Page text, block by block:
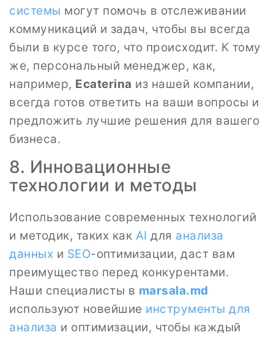
системы могут помочь в отслеживании
коммуникаций и задач, чтобы вы всегда
были в курсе того, что происходит. К тому
же, персональный менеджер, как,
например, Ecaterina из нашей компании,
всегда готов ответить на ваши вопросы и
предложить лучшие решения для вашего
бизнеса.
8. Инновационные
технологии и методы
Использование современных технологий
и методик, таких как AI для анализа
данных и SEO-оптимизации, даст вам
преимущество перед конкурентами.
Наши специалисты в marsala.md
используют новейшие инструменты для
анализа и оптимизации, чтобы каждый